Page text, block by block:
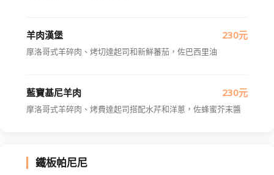
羊肉漢堡 230元
摩洛哥式羊碎肉、烤切達起司和新鮮蕃茄，佐巴西里油
藍寶基尼羊肉 230元
摩洛哥式羊碎肉、烤費達起司搭配水芹和洋蔥，佐蜂蜜芥末醬
鐵板帕尼尼